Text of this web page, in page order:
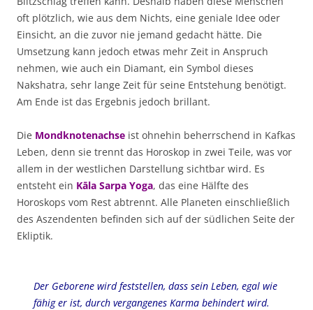
oft plötzlich, wie aus dem Nichts, eine geniale Idee oder
Einsicht, an die zuvor nie jemand gedacht hätte. Die
Umsetzung kann jedoch etwas mehr Zeit in Anspruch
nehmen, wie auch ein Diamant, ein Symbol dieses
Nakshatra, sehr lange Zeit für seine Entstehung benötigt.
Am Ende ist das Ergebnis jedoch brillant.
Die Mondknotenachse ist ohnehin beherrschend in Kafkas
Leben, denn sie trennt das Horoskop in zwei Teile, was vor
allem in der westlichen Darstellung sichtbar wird. Es
entsteht ein Kāla Sarpa Yoga, das eine Hälfte des
Horoskops vom Rest abtrennt. Alle Planeten einschließlich
des Aszendenten befinden sich auf der südlichen Seite der
Ekliptik.
Der Geborene wird feststellen, dass sein Leben, egal wie
fähig er ist, durch vergangenes Karma behindert wird.